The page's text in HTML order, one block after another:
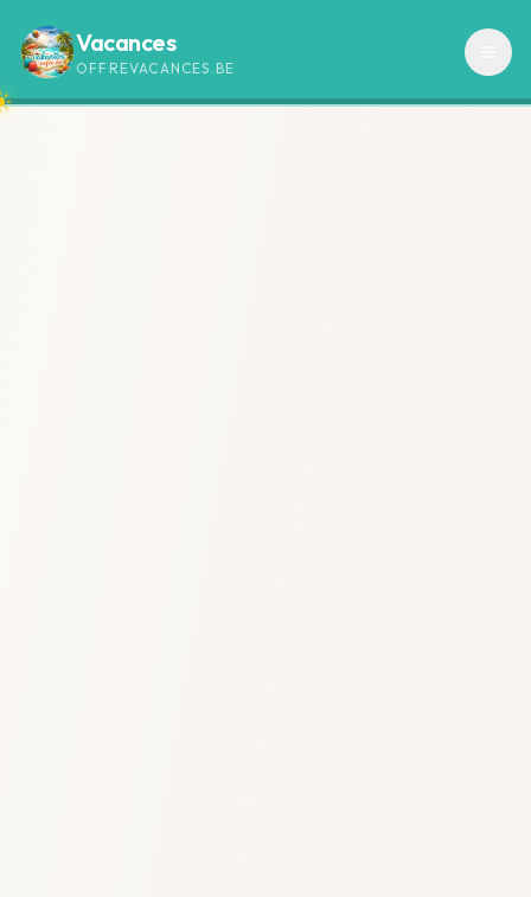
Vacances
OFFREVACANCES.BE